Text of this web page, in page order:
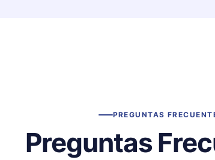
PREGUNTAS
Preguntas